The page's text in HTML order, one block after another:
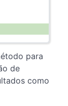
para
de
como